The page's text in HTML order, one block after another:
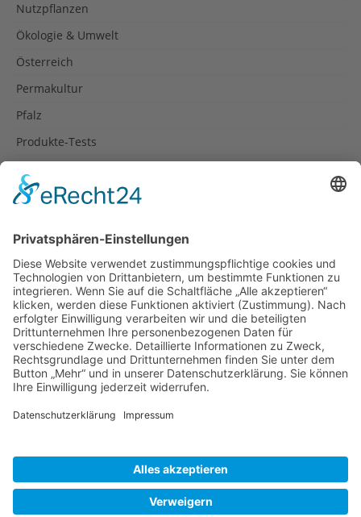
Nutzpflanzen
Ökologie & Umwelt
Österreich
Permakultur
Pfalz
Produkte-Tests
Rezepte
Spanien
Südtirol
USA
Weihnachten
Weihnachtstexte
Datenschutzerklärung
Impressum
Cookie-Einstellungen